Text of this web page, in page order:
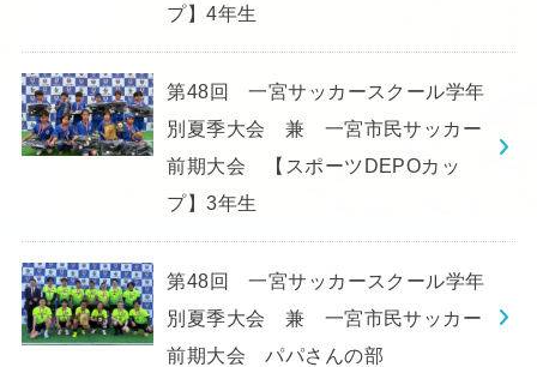
プ】4年生
第48回 一宮サッカースクール学年
別夏季大会 兼 一宮市民サッカー
前期大会 【スポーツDEPOカッ
プ】3年生
第48回 一宮サッカースクール学年
別夏季大会 兼 一宮市民サッカー
前期大会 パパさんの部